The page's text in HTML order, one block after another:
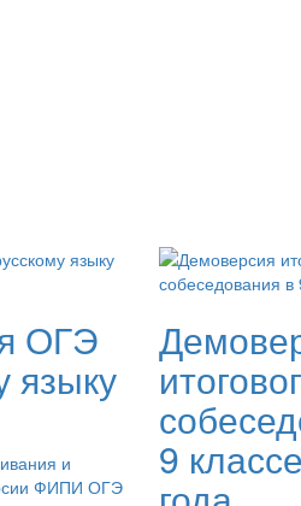
ОГЭ
языку
и
ФИПИ ОГЭ
9